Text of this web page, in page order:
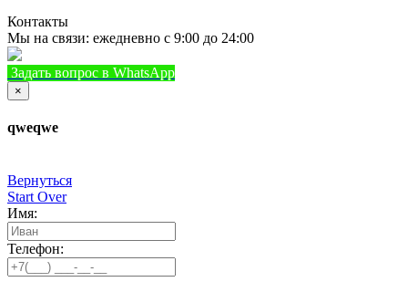
Контакты
Мы на связи: ежедневно с 9:00 до 24:00
Задать вопрос в WhatsApp
×
qweqwe
Вернуться
Start Over
Имя:
Телефон: